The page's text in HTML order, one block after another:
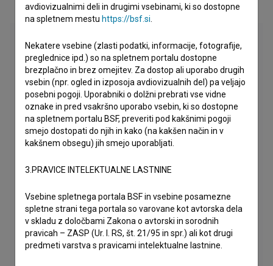
avdiovizualnimi deli in drugimi vsebinami, ki so dostopne
na spletnem mestu https://bsf.si
Nekatere vsebine (zlasti podatki, informacije, fotografije,
preglednice ipd.) so na spletnem portalu dostopne
brezplačno in brez omejitev. Za dostop ali uporabo drugih
vsebin (npr. ogled in izposoja avdiovizualnih del) pa veljajo
posebni pogoji. Uporabniki o dolžni prebrati vse vidne
oznake in pred vsakršno uporabo vsebin, ki so dostopne
na spletnem portalu BSF, preveriti pod kakšnimi pogoji
smejo dostopati do njih in kako (na kakšen način in v
kakšnem obsegu) jih smejo uporabljati.
3.PRAVICE INTELEKTUALNE LASTNINE
Vsebine spletnega portala BSF in vsebine posamezne
spletne strani tega portala so varovane kot avtorska dela
v skladu z določbami Zakona o avtorski in sorodnih
pravicah – ZASP (Ur. l. RS, št. 21/95 in spr.) ali kot drugi
predmeti varstva s pravicami intelektualne lastnine.